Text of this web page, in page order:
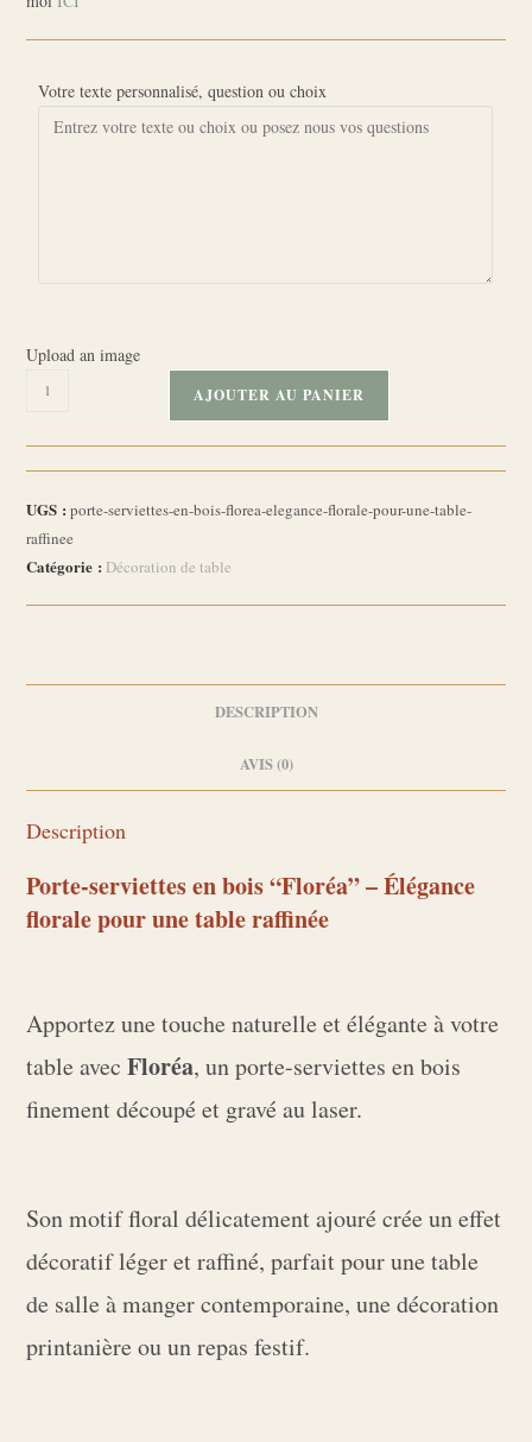
Votre texte personnalisé, question ou choix
Upload an image
quantité
Porte-
serviettes
en
bois
“Floréa”
pour
AJOUTER AU PANIER
UGS :porte-serviettes-en-bois-florea-elegance-florale-pour-une-table-
raffinee
Catégorie : Décoration de table
DESCRIPTION
AVIS (0)
Description
Porte-serviettes en bois “Floréa” – Élégance
florale pour une table raffinée
Apportez une touche naturelle et élégante à votre
table avecFloréa, un porte-serviettes en bois
finement découpé et gravé au laser.
Son motif floral délicatement ajouré crée un effet
décoratif léger et raffiné, parfait pour une table
de salle à manger contemporaine, une décoration
printanière ou un repas festif.